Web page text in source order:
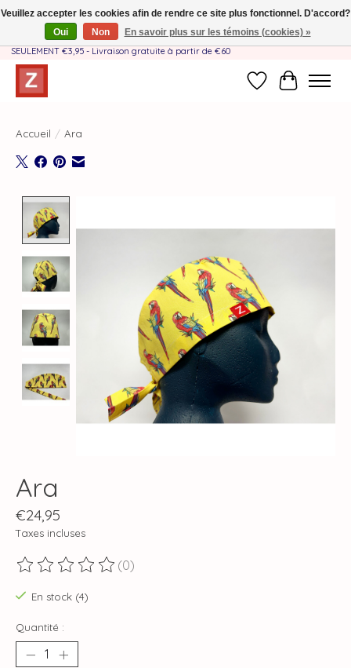
Fait à la main par une équipe mère-fille❤️ - Frais de livraison BE & NL
SEULEMENT €3,95 - Livraison gratuite à partir de €60
Liste dePanier
Accueil / Ara
Ara
€24,95
Taxes incluses
Ce produit est évalué à
(0)
En stock (4)
Quantité :
Veuillez accepter les cookies afin de rendre ce site plus fonctionnel. D'accord?
Oui
Non En savoir plus sur les témoins (cookies) »